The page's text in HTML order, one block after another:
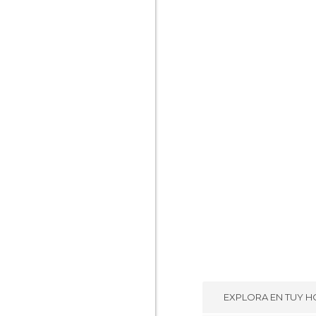
EXPLORA EN TUY